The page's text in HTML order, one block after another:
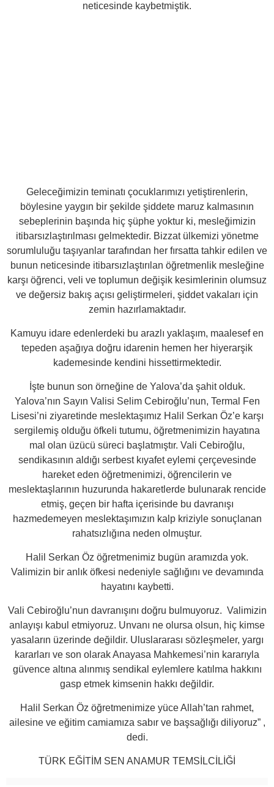
neticesinde kaybetmiştik.
Geleceğimizin teminatı çocuklarımızı yetiştirenlerin,
böylesine yaygın bir şekilde şiddete maruz kalmasının
sebeplerinin başında hiç şüphe yoktur ki, mesleğimizin
itibarsızlaştırılması gelmektedir. Bizzat ülkemizi yönetme
sorumluluğu taşıyanlar tarafından her fırsatta tahkir edilen ve
bunun neticesinde itibarsızlaştırılan öğretmenlik mesleğine
karşı öğrenci, veli ve toplumun değişik kesimlerinin olumsuz
ve değersiz bakış açısı geliştirmeleri, şiddet vakaları için
zemin hazırlamaktadır.
Kamuyu idare edenlerdeki bu arazlı yaklaşım, maalesef en
tepeden aşağıya doğru idarenin hemen her hiyerarşik
kademesinde kendini hissettirmektedir.
İşte bunun son örneğine de Yalova’da şahit olduk.
Yalova’nın Sayın Valisi Selim Cebiroğlu’nun, Termal Fen
Lisesi’ni ziyaretinde meslektaşımız Halil Serkan Öz’e karşı
sergilemiş olduğu öfkeli tutumu, öğretmenimizin hayatına
mal olan üzücü süreci başlatmıştır. Vali Cebiroğlu,
sendikasının aldığı serbest kıyafet eylemi çerçevesinde
hareket eden öğretmenimizi, öğrencilerin ve
meslektaşlarının huzurunda hakaretlerde bulunarak rencide
etmiş, geçen bir hafta içerisinde bu davranışı
hazmedemeyen meslektaşımızın kalp kriziyle sonuçlanan
rahatsızlığına neden olmuştur.
Halil Serkan Öz öğretmenimiz bugün aramızda yok.
Valimizin bir anlık öfkesi nedeniyle sağlığını ve devamında
hayatını kaybetti.
Vali Cebiroğlu’nun davranışını doğru bulmuyoruz. Valimizin
anlayışı kabul etmiyoruz. Unvanı ne olursa olsun, hiç kimse
yasaların üzerinde değildir. Uluslararası sözleşmeler, yargı
kararları ve son olarak Anayasa Mahkemesi’nin kararıyla
güvence altına alınmış sendikal eylemlere katılma hakkını
gasp etmek kimsenin hakkı değildir.
Halil Serkan Öz öğretmenimize yüce Allah’tan rahmet,
ailesine ve eğitim camiamıza sabır ve başsağlığı diliyoruz” ,
dedi.
TÜRK EĞİTİM SEN ANAMUR TEMSİLCİLİĞİ